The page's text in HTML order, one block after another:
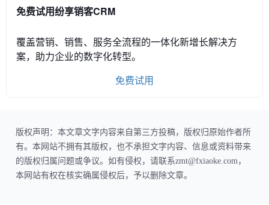
免费试用纷享销客CRM
覆盖营销、销售、服务全流程的一体化新增长解决方
案，助力企业的数字化转型。
免费试用
版权声明：本文章文字内容来自第三方投稿，版权归原始作者所
有。本网站不拥有其版权，也不承担文字内容、信息或资料带来
的版权归属问题或争议。如有侵权，请联系zmt@fxiaoke.com，
本网站有权在核实确属侵权后，予以删除文章。